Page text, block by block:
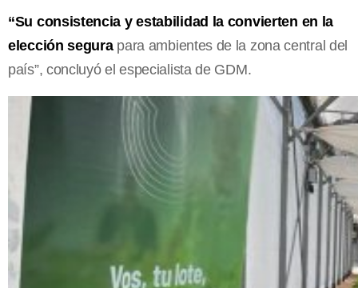
“Su consistencia y estabilidad la convierten en la
elección segurapara ambientes de la zona central del
país”, concluyó el especialista de GDM.